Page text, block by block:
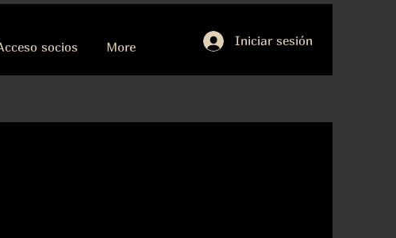
socios More Iniciar sesión